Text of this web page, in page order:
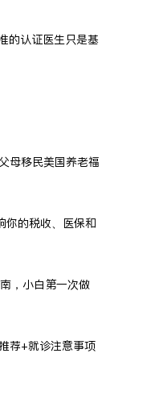
的认证医生只是基
母移民美国养老福
你的税收、医保和
，小白第一次做
荐+就诊注意事项